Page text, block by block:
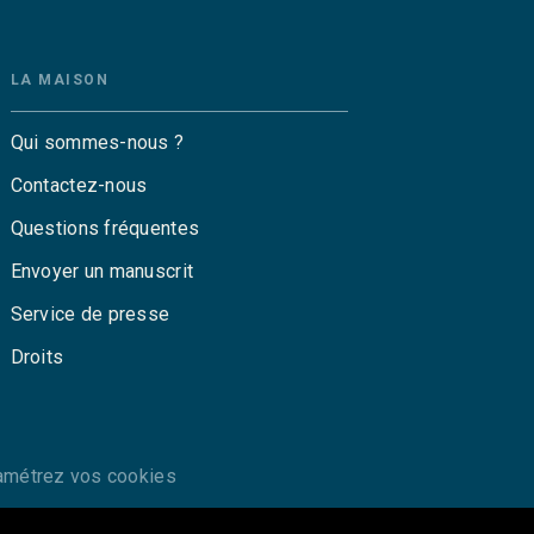
LA MAISON
Qui sommes-nous ?
Contactez-nous
Questions fréquentes
Envoyer un manuscrit
Service de presse
Droits
vos cookies